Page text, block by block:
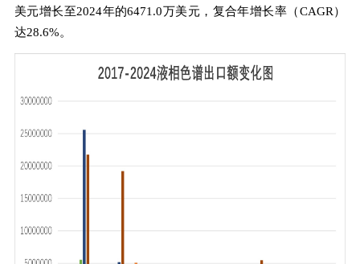
美元增长至2024年的6471.0万美元，复合年增长率（CAGR）
达28.6%。